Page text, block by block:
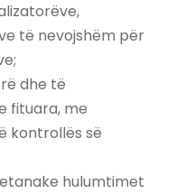
të nevojshëm për
dhe të
fituara, me
kontrollës së
hulumtimet